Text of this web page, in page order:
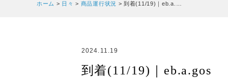
ホーム > 日々 > 商品運行状況 >到着(11/19)｜eb.a.…
2024.11.19
到着(11/19)｜eb.a.gos